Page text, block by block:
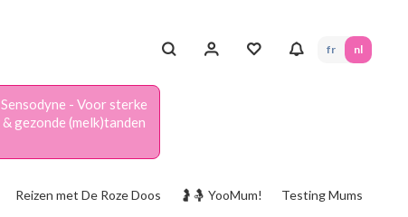
fr nl
Sensodyne - Voor sterke
& gezonde (melk)tanden
Reizen met De Roze Doos 🤰🤱 YooMum! Testing Mums